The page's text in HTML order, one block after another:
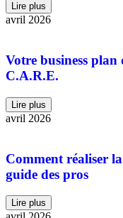
Lire plus
avril 2026
Votre business plan
C.A.R.E.
Lire plus
avril 2026
Comment réaliser
guide des pros
Lire plus